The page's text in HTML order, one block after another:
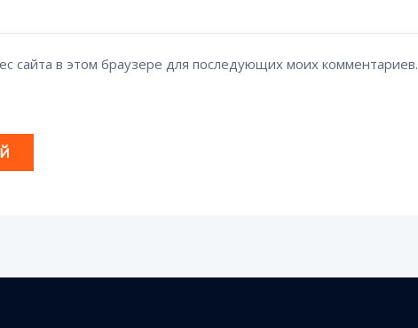
сайта в этом браузере для последующих моих комментариев.